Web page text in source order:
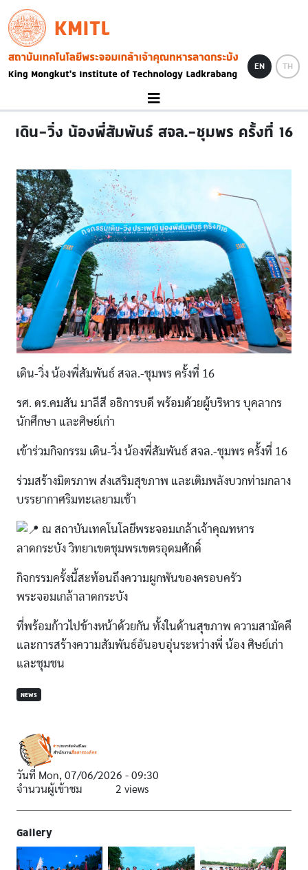
Skip to main content
KMITL
Image
EN TH
เดิน-วิ่ง น้องพี่สัมพันธ์ สจล.-ชุมพร ครั้งที่ 16
เดิน-วิ่ง น้องพี่สัมพันธ์ สจล.-ชุมพร ครั้งที่ 16
รศ. ดร.คมสัน มาลีสี อธิการบดี พร้อมด้วยผู้บริหาร บุคลากร
นักศึกษา และศิษย์เก่า
เข้าร่วมกิจกรรม เดิน-วิ่ง น้องพี่สัมพันธ์ สจล.-ชุมพร ครั้งที่ 16
ร่วมสร้างมิตรภาพ ส่งเสริมสุขภาพ และเติมพลังบวกท่ามกลาง
บรรยากาศริมทะเลยามเช้า
ณ สถาบันเทคโนโลยีพระจอมเกล้าเจ้าคุณทหาร
ลาดกระบัง วิทยาเขตชุมพรเขตรอุดมศักดิ์
กิจกรรมครั้งนี้สะท้อนถึงความผูกพันของครอบครัว
พระจอมเกล้าลาดกระบัง
ที่พร้อมก้าวไปข้างหน้าด้วยกัน ทั้งในด้านสุขภาพ ความสามัคคี
และการสร้างความสัมพันธ์อันอบอุ่นระหว่างพี่ น้อง ศิษย์เก่า
และชุมชน
NEWS
วันที่ Mon, 07/06/2026 - 09:30
จำนวนผู้เข้าชม
2 views
Gallery